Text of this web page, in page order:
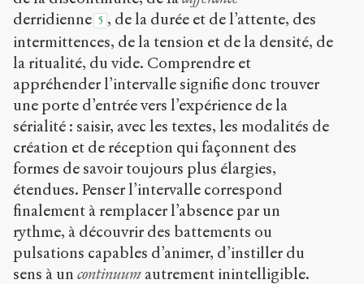
derridienne 5 , de la durée et de l’attente, des
intermittences, de la tension et de la densité, de
la ritualité, du vide. Comprendre et
appréhender l’intervalle signifie donc trouver
une porte d’entrée vers l’expérience de la
sérialité : saisir, avec les textes, les modalités de
création et de réception qui façonnent des
formes de savoir toujours plus élargies,
étendues. Penser l’intervalle correspond
finalement à remplacer l’absence par un
rythme, à découvrir des battements ou
pulsations capables d’animer, d’instiller du
sens à un continuum autrement inintelligible.